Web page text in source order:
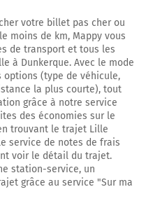
A16 E40. Continuer sur 5,6
votre billet pas cher ou
moins de km, Mappy vous
de transport et tous les
à Dunkerque. Avec le mode
options (type de véhicule,
la plus courte), tout
grâce à notre service
des économies sur le
trouvant le trajet Lille
service de notes de frais
voir le détail du trajet.
station-service, un
grâce au service "Sur ma